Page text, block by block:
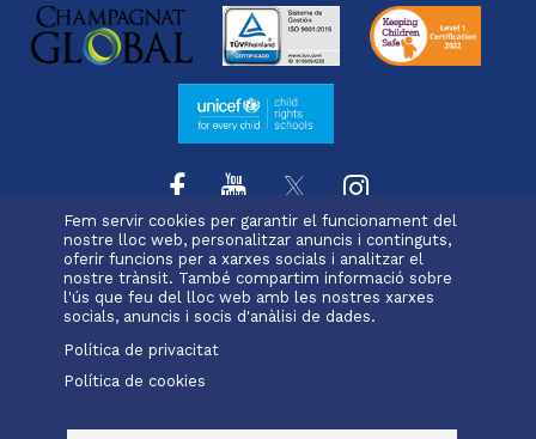
Fem servir cookies per garantir el funcionament del
nostre lloc web, personalitzar anuncis i continguts,
oferir funcions per a xarxes socials i analitzar el
nostre trànsit. També compartim informació sobre
l'ús que feu del lloc web amb les nostres xarxes
socials, anuncis i socis d'anàlisi de dades.
Política de privacitat
Política de cookies
Menu
footer
badalona
L'escola Projecte educatiu
Oferta educativa
Serveis i extraescolars
Pastoral Matrícula
Alexia
Office 365